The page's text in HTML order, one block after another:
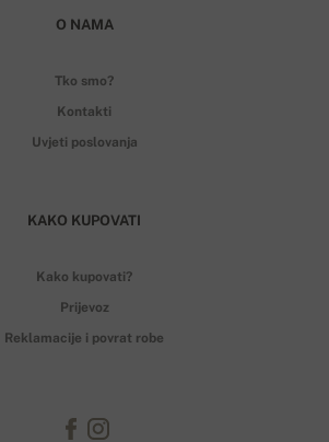
O NAMA
Tko smo?
Kontakti
Uvjeti poslovanja
KAKO KUPOVATI
Kako kupovati?
Prijevoz
Reklamacije i povrat robe